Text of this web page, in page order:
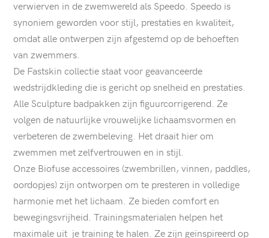
verwierven in de zwemwereld als Speedo. Speedo is
synoniem geworden voor stijl, prestaties en kwaliteit,
omdat alle ontwerpen zijn afgestemd op de behoeften
van zwemmers.
De Fastskin collectie staat voor geavanceerde
wedstrijdkleding die is gericht op snelheid en prestaties.
Alle Sculpture badpakken zijn figuurcorrigerend. Ze
volgen de natuurlijke vrouwelijke lichaamsvormen en
verbeteren de zwembeleving. Het draait hier om
zwemmen met zelfvertrouwen en in stijl.
Onze Biofuse accessoires (zwembrillen, vinnen, paddles,
oordopjes) zijn ontworpen om te presteren in volledige
harmonie met het lichaam. Ze bieden comfort en
bewegingsvrijheid. Trainingsmaterialen helpen het
maximale uit je training te halen. Ze zijn geïnspireerd op